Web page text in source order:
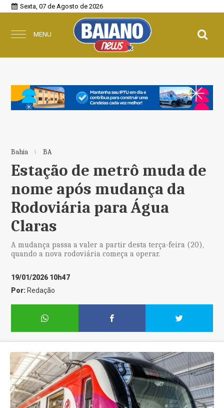
Sexta, 07 de Agosto de 2026
MENU
Bahia BA
Estação de metrô muda de
nome após mudança da
Rodoviária para Água
Claras
A mudança passa a valer a partir desta terça-feira (20),
quando a nova rodoviária começa a operar.
19/01/2026 10h47
Por: Redação